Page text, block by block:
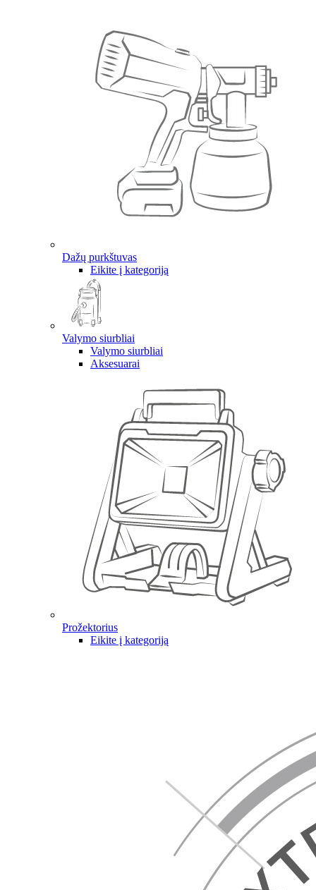
Dažų purkštuvas
Eikite į kategoriją
Valymo siurbliai
Valymo siurbliai
Aksesuarai
Prožektorius
Eikite į kategoriją